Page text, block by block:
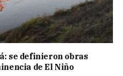
se definieron obras
de El Niño